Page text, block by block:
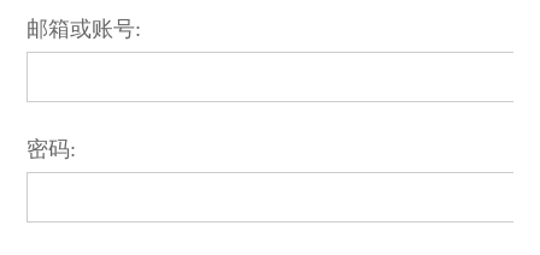
邮箱或账号:
密码: